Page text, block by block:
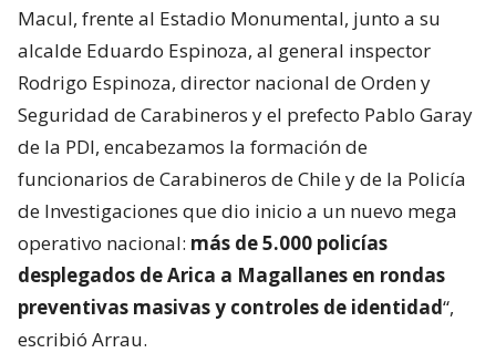
Macul, frente al Estadio Monumental, junto a su
alcalde Eduardo Espinoza, al general inspector
Rodrigo Espinoza, director nacional de Orden y
Seguridad de Carabineros y el prefecto Pablo Garay
de la PDI, encabezamos la formación de
funcionarios de Carabineros de Chile y de la Policía
de Investigaciones que dio inicio a un nuevo mega
operativo nacional: más de 5.000 policías
desplegados de Arica a Magallanes en rondas
preventivas masivas y controles de identidad“,
escribió Arrau.